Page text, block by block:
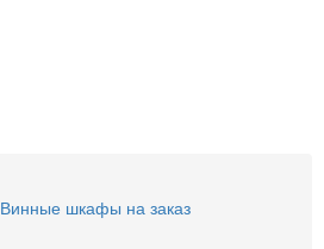
Винные шкафы на заказ